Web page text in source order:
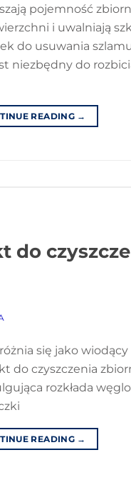
pojemność
i uwalniają
do usuwania
niezbędny do
READING →
do
się jako wiodący
do czyszczenia
rozkłada
READING →